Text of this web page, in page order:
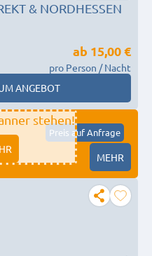
& NORDHESSEN
ab 15,00 €
pro Person / Nacht
ANGEBOT
stehen!
Preis auf Anfrage
MEHR